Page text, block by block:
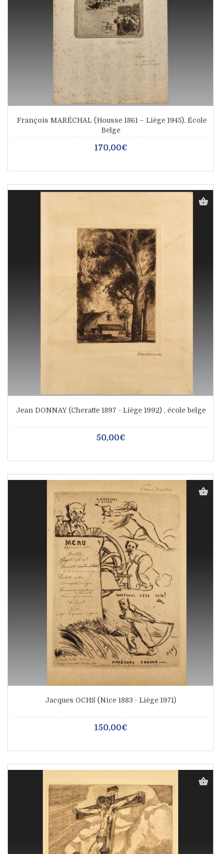
François MARÉCHAL (Housse 1861 – Liège 1945). École
Belge
170,00€
Jean DONNAY (Cheratte 1897 - Liège 1992) , école belge
50,00€
Jacques OCHS (Nice 1883 - Liège 1971)
150,00€